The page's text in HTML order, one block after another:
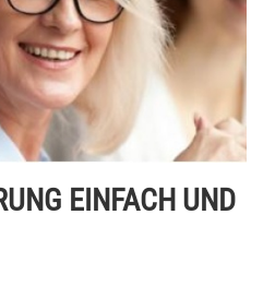
EINFACH UND